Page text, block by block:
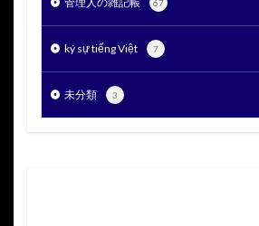
67
ký sự tiếng Việt 7
未分類 3